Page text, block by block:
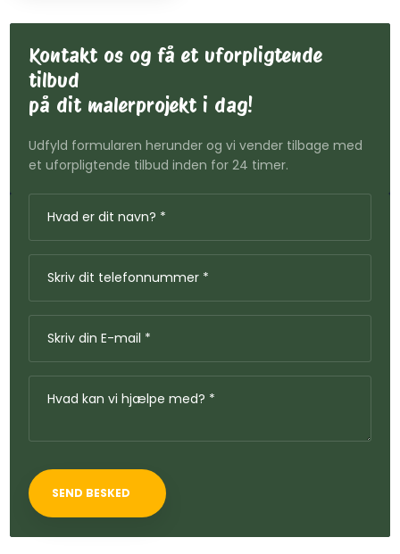
Kontakt os og få et uforpligtende
tilbud
​på dit malerprojekt i dag!
Udfyld formularen herunder og vi vender tilbage med
et uforpligtende tilbud inden for 24 timer.